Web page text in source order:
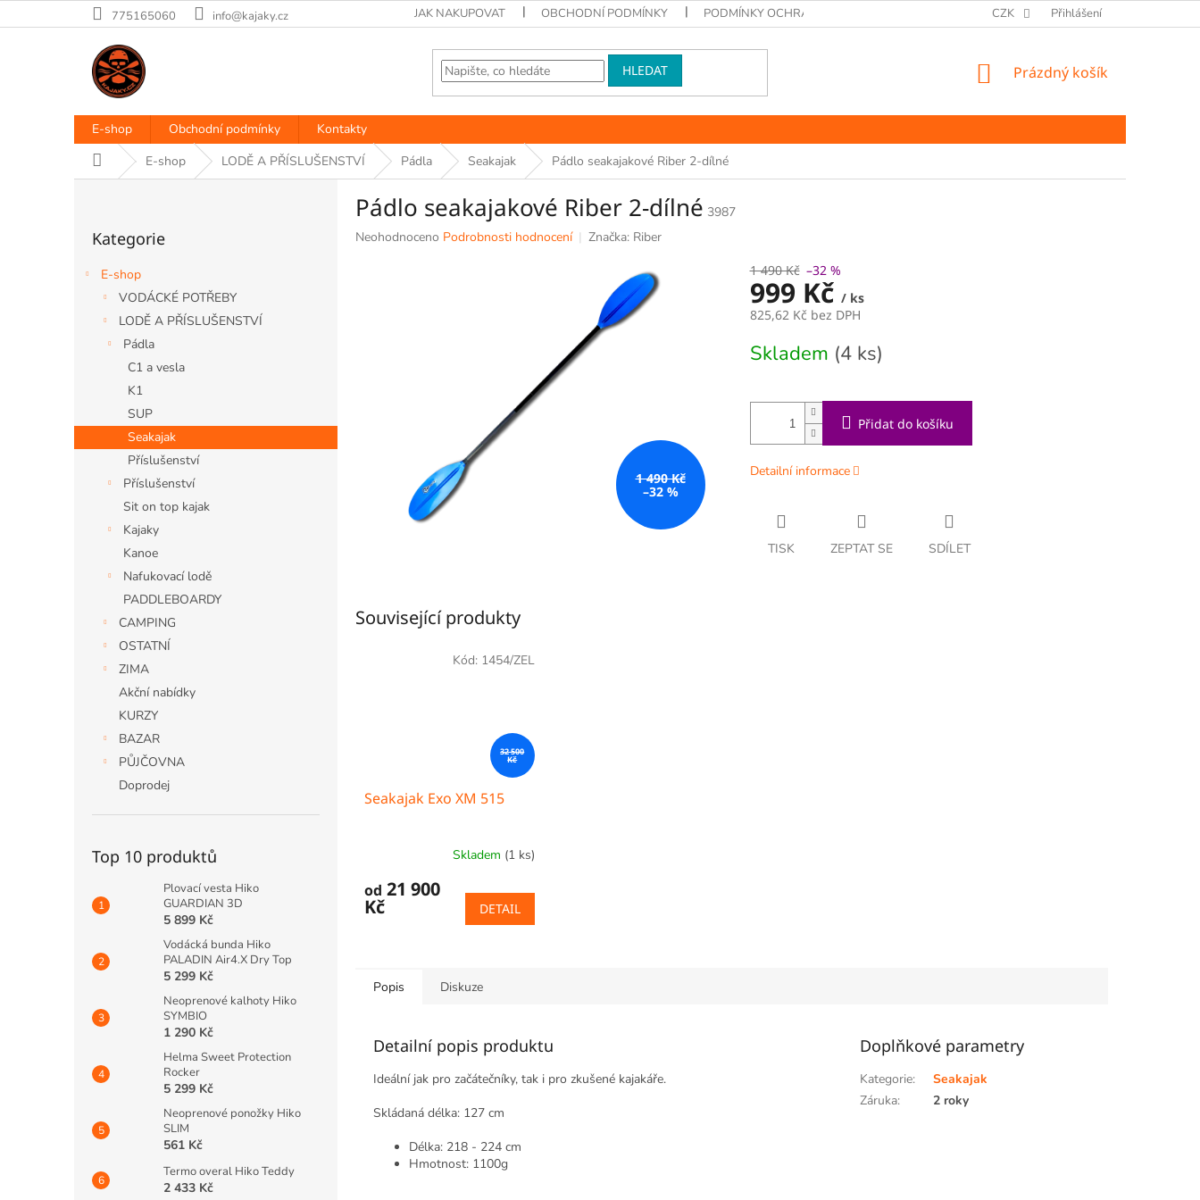
na
775165060 info@kajaky.cz JAK NAKUPOVAT OBCHODNÍ PODMÍNKY PODMÍNKY OCHRANY OSOBNÍCH ÚDAJŮ CZK Přihlášení
HLEDAT
NÁKUPNÍ
Prázdný košík
E-shop Obchodní podmínky
Kontakty
Domů E-shop LODĚ A PŘÍSLUŠENSTVÍ Pádla Seakajak Pádlo seakajakové Riber 2-dílné
e
l
kategorie
Kategorie
E-shop
VODÁCKÉ POTŘEBY
LODĚ A PŘÍSLUŠENSTVÍ
Pádla
C1 a vesla
K1
SUP
Seakajak
Příslušenství
Příslušenství
Sit on top kajak
Kajaky
Kanoe
Nafukovací lodě
PADDLEBOARDY
CAMPING
OSTATNÍ
ZIMA
Akční nabídky
KURZY
BAZAR
PŮJČOVNA
Doprodej
Top 10 produktů
Plovací vesta Hiko
GUARDIAN 3D
5 899 Kč
Vodácká bunda Hiko
PALADIN Air4.X Dry Top
5 299 Kč
Neoprenové kalhoty Hiko
SYMBIO
1 290 Kč
Helma Sweet Protection
Rocker
5 299 Kč
Neoprenové ponožky Hiko
SLIM
561 Kč
Termo overal Hiko Teddy
2 433 Kč
Pádlo seakajakové Riber 2-dílné 3987
Průměrné
Neohodnoceno Podrobnosti hodnocení Značka: Riber
1 490 Kč
–32 %
1 490 Kč –32 %
999 Kč / ks
825,62 Kč bez DPH
cena:
Skladem (4 ks)
Přidat do košíku
Detailní informace
TISK ZEPTAT SE SDÍLET
Související produkty
32 500
Kč
Seakajak Exo XM 515
produktu
je
Skladem (1 ks)
od 21 900
Kč DETAIL
Kód: 1454/ZEL
Popis Diskuze
Detailní popis produktu
Ideální jak pro začátečníky, tak i pro zkušené kajakáře.
Skládaná délka: 127 cm
Délka: 218 - 224 cm
Hmotnost: 1100g
Doplňkové parametry
Kategorie:
Seakajak
Záruka: 2 roky